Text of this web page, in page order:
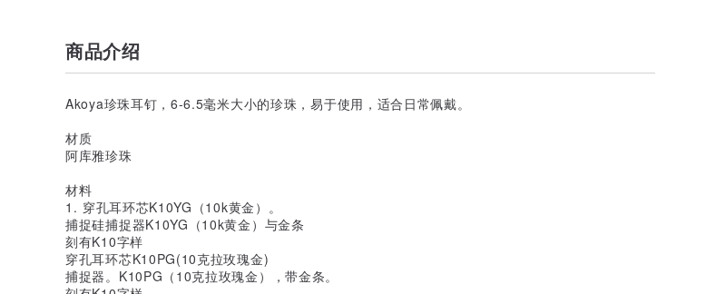
商品介绍
Akoya珍珠耳钉，6-6.5毫米大小的珍珠，易于使用，适合日常佩戴。
材质
阿库雅珍珠
材料
1. 穿孔耳环芯K10YG（10k黄金）。
捕捉硅捕捉器K10YG（10k黄金）与金条
刻有K10字样
穿孔耳环芯K10PG(10克拉玫瑰金)
捕捉器。K10PG（10克拉玫瑰金），带金条。